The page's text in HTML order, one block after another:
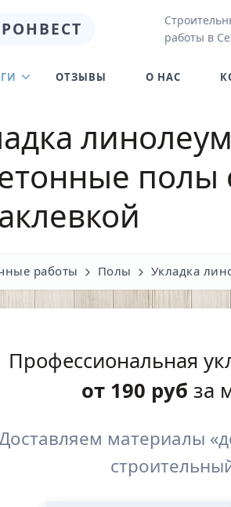
работы в
ОТЗЫВЫ О НАС
работы Полы Укладка
Профессиональная
от 190 руб за
материалы